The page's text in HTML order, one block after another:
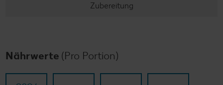
Zubereitung
Nährwerte (Pro Portion)